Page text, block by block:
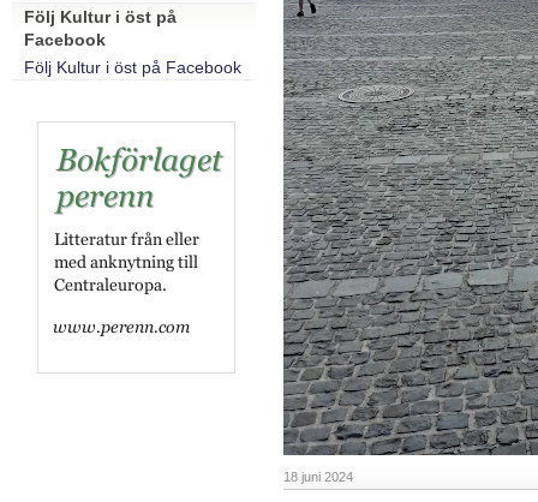
18 juni 2024
Följ Kultur i öst på
Facebook
Följ Kultur i öst på Facebook